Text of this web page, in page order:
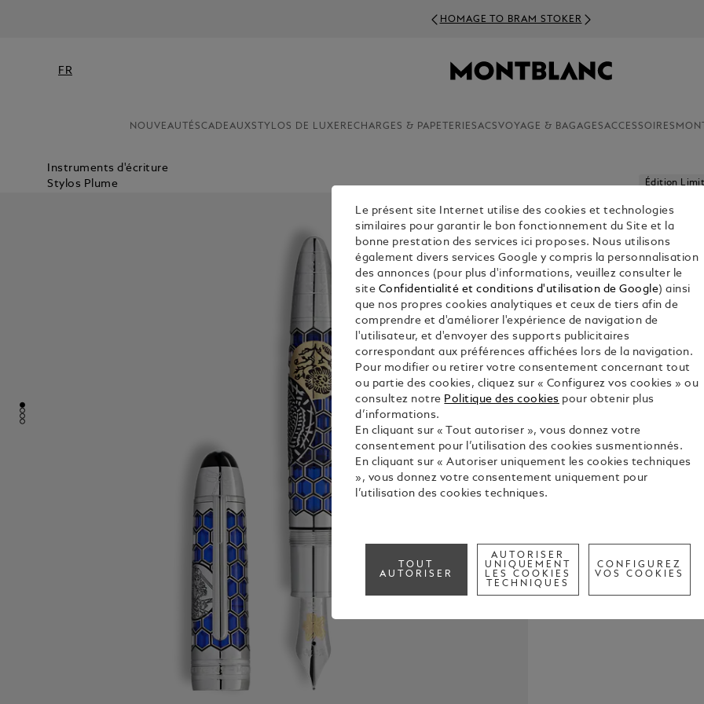
HOMAGE TO BRAM STOKER
FR
NOUVEAUTÉSCADEAUXSTYLOS DE LUXE RECHARGES & PAPETERIESACSVOYAGE & BAGAGESACCESSOIRES
Instruments d'écriture
Stylos Plume
Édition
STYLO-
TO
Le High
Edition 333
riche et
intimement
un esprit
la nature. Le design de cet instrument d'écriture
s'inspire
savoir-faire
cuir, et fait
détails
Voir tous
Call
Le présent site Internet utilise des cookies et technologies
similaires pour garantir le bon fonctionnement du Site et la
bonne prestation des services ici proposes. Nous utilisons
également divers services Google y compris la personnalisation
des annonces (pour plus d'informations, veuillez consulter le
site Confidentialité et conditions d'utilisation de Google) ainsi
que nos propres cookies analytiques et ceux de tiers afin de
comprendre et d'améliorer l'expérience de navigation de
l'utilisateur, et d'envoyer des supports publicitaires
correspondant aux préférences affichées lors de la navigation.
Pour modifier ou retirer votre consentement concernant tout
ou partie des cookies, cliquez sur « Configurez vos cookies » ou
consultez notre Politique des cookies pour obtenir plus
d’informations.
En cliquant sur « Tout autoriser », vous donnez votre
consentement pour l’utilisation des cookies susmentionnés.
En cliquant sur « Autoriser uniquement les cookies techniques
», vous donnez votre consentement uniquement pour
l’utilisation des cookies techniques.
TOUT
AUTORISER
AUTORISER
UNIQUEMENT
LES COOKIES
TECHNIQUES
CONFIGUREZ
VOS COOKIES